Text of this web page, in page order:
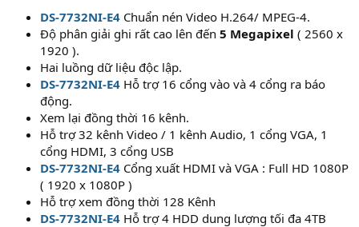
DS-7732NI-E4 Chuẩn nén Video H.264/ MPEG-4.
Độ phân giải ghi rất cao lên đến 5 Megapixel ( 2560 x
1920 ).
Hai luồng dữ liệu độc lập.
DS-7732NI-E4 Hỗ trợ 16 cổng vào và 4 cổng ra báo
động.
Xem lại đồng thời 16 kênh.
Hỗ trợ 32 kênh Video / 1 kênh Audio, 1 cổng VGA, 1
cổng HDMI, 3 cổng USB
DS-7732NI-E4 Cổng xuất HDMI và VGA : Full HD 1080P
( 1920 x 1080P )
Hỗ trợ xem đồng thời 128 Kênh
DS-7732NI-E4 Hỗ trợ 4 HDD dung lượng tối đa 4TB